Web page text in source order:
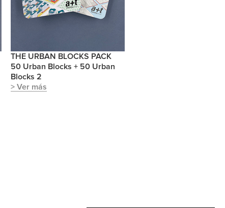
THE URBAN BLOCKS PACK
50 Urban Blocks + 50 Urban
Blocks 2
> Ver más